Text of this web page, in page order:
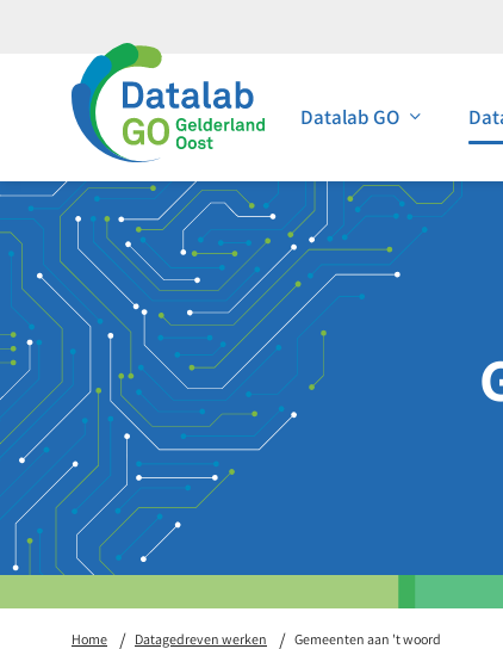
Datalab GO
Home Datagedreven werken Gemeenten aan 't woord